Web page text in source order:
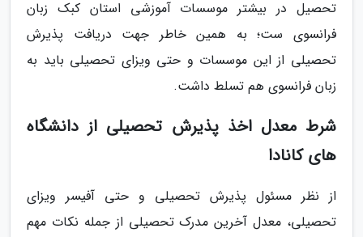
تحصیل در بیشتر موسسات آموزشی استان کبک زبان
فرانسوی ست؛ به همین خاطر جهت دریافت پذیرش
تحصیلی از این موسسات و حتی ویزای تحصیلی باید به
زبان فرانسوی هم تسلط داشت.
شرط معدل اخذ پذیرش تحصیلی از دانشگاه
های کانادا
از نظر مسئول پذیرش تحصیلی و حتی آفیسر ویزای
تحصیلی، معدل آخرین مدرک تحصیلی از جمله نکات مهم